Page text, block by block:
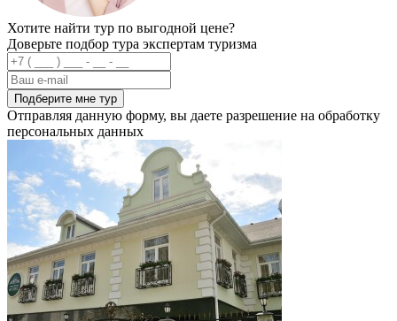
Хотите найти тур по выгодной цене?
Доверьте подбор тура экспертам туризма
Подберите мне тур
Отправляя данную форму, вы даете разрешение на обработку
персональных данных